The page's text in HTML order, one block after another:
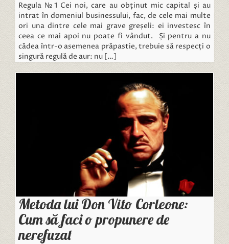
Regula №1 Cei noi, care au obținut mic capital și au
intrat în domeniul businessului, fac, de cele mai multe
ori una dintre cele mai grave greșeli: ei investesc în
ceea ce mai apoi nu poate fi vândut. Și pentru a nu
cădea într-o asemenea prăpastie, trebuie să respecți o
singură regulă de aur: nu […]
Metoda lui Don Vito Corleone:
Cum să faci o propunere de
nerefuzat